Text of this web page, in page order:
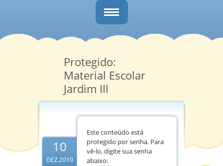
Home
Quem Somos
Salas
Informativos
Notícias
Contato
Protegido:
Material Escolar
Jardim III
10
DEZ.2019
Este conteúdo está
protegido por senha. Para
vê-lo, digite sua senha
abaixo: